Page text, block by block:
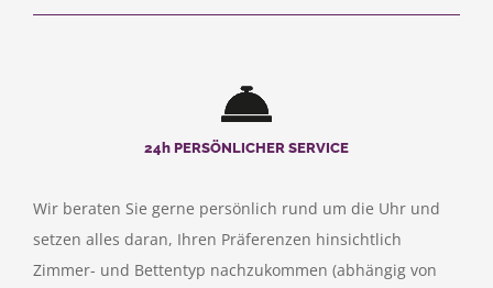
24h PERSÖNLICHER SERVICE
Wir beraten Sie gerne persönlich rund um die Uhr und
setzen alles daran, Ihren Präferenzen hinsichtlich
Zimmer- und Bettentyp nachzukommen (abhängig von